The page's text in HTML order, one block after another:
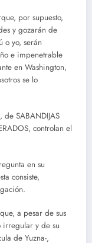
por supuesto,
y gozarán de
o yo, serán
e impenetrable
en Washington,
se lo
de SABANDIJAS
controlan el
en su
consiste,
a pesar de sus
irregular y de su
de Yuzna-,